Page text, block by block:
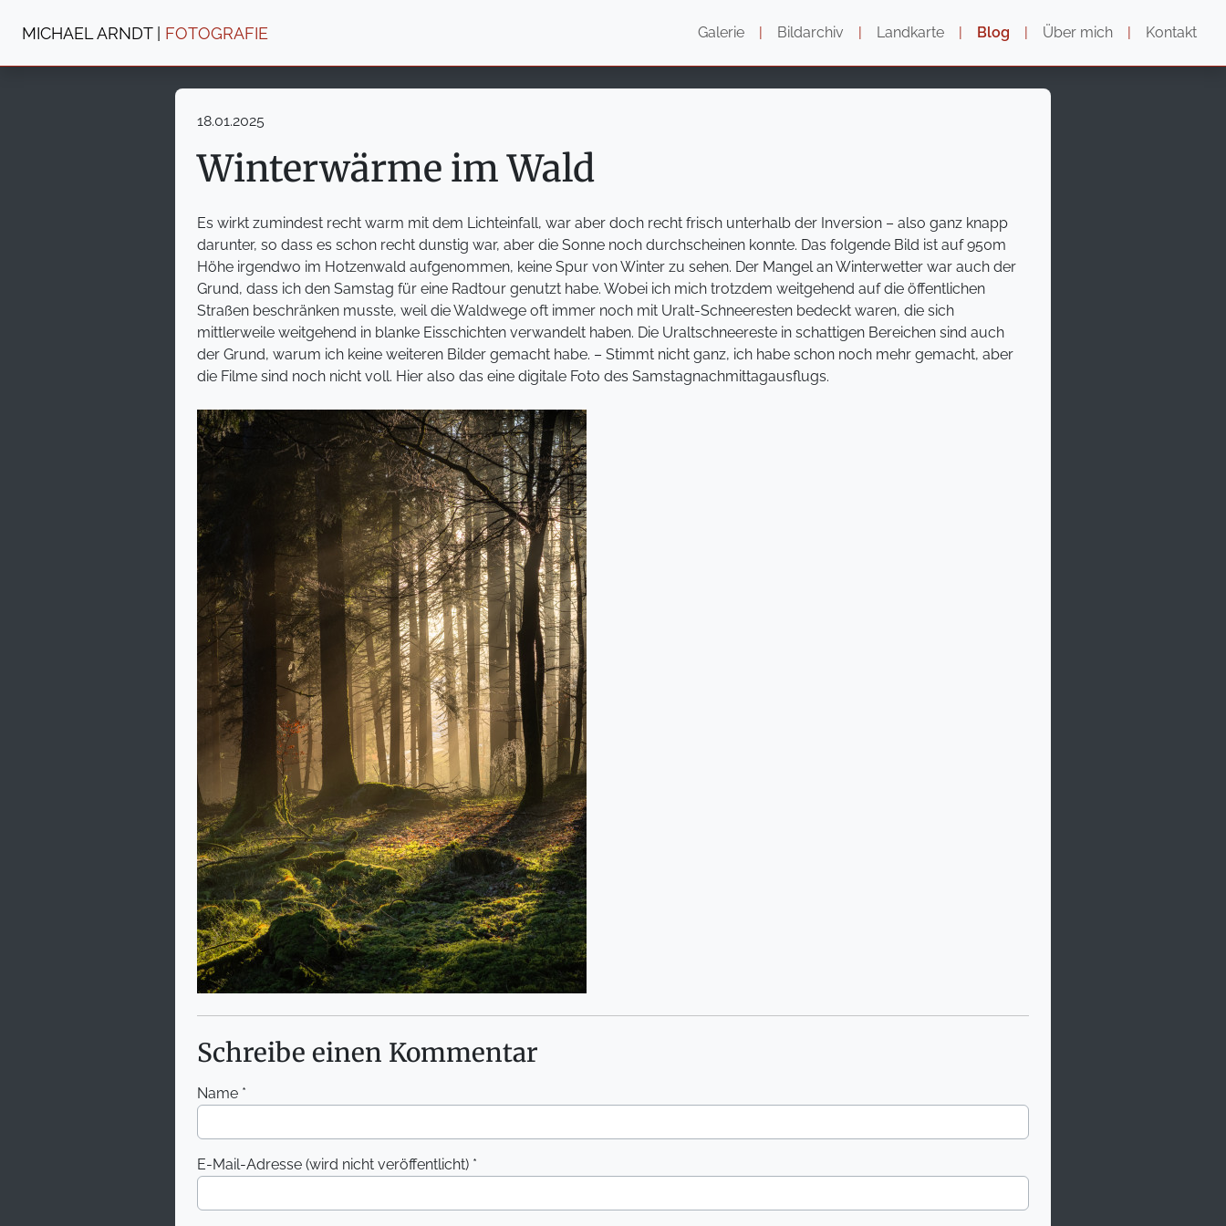
MICHAEL ARNDT | FOTOGRAFIE Galerie | Bildarchiv | Landkarte | Blog | Über mich | Kontakt
18.01.2025
Winterwärme im Wald
Es wirkt zumindest recht warm mit dem Lichteinfall, war aber doch recht frisch unterhalb der Inversion – also ganz knapp
darunter, so dass es schon recht dunstig war, aber die Sonne noch durchscheinen konnte. Das folgende Bild ist auf 950m
Höhe irgendwo im Hotzenwald aufgenommen, keine Spur von Winter zu sehen. Der Mangel an Winterwetter war auch der
Grund, dass ich den Samstag für eine Radtour genutzt habe. Wobei ich mich trotzdem weitgehend auf die öffentlichen
Straßen beschränken musste, weil die Waldwege oft immer noch mit Uralt-Schneeresten bedeckt waren, die sich
mittlerweile weitgehend in blanke Eisschichten verwandelt haben. Die Uraltschneereste in schattigen Bereichen sind auch
der Grund, warum ich keine weiteren Bilder gemacht habe. – Stimmt nicht ganz, ich habe schon noch mehr gemacht, aber
die Filme sind noch nicht voll. Hier also das eine digitale Foto des Samstagnachmittagausflugs.
Schreibe einen Kommentar
Name *
E-Mail-Adresse (wird nicht veröffentlicht) *